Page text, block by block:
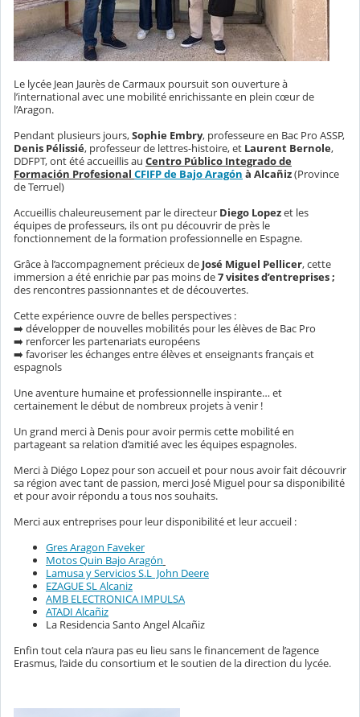
Le lycée Jean Jaurès de Carmaux poursuit son ouverture à
l’international avec une mobilité enrichissante en plein cœur de
l’Aragon.
Pendant plusieurs jours,Sophie Embry, professeure en Bac Pro ASSP,
Denis Pélissié, professeur de lettres-histoire, et Laurent Bernole,
DDFPT, ont été accueillis au Centro Público Integrado de
Formación Profesional CFIFPde Bajo Aragón à Alcañiz(Province
de Terruel)
Accueillis chaleureusement par le directeur Diego Lopezet les
équipes de professeurs, ils ont pu découvrir de près le
fonctionnement de la formation professionnelle en Espagne.
Grâce à l’accompagnement précieux de José Miguel Pellicer, cette
immersion a été enrichie par pas moins de7 visites d’entreprises ;
des rencontres passionnantes et de découvertes.
Cette expérience ouvre de belles perspectives :
➡ ️ développer de nouvelles mobilités pour les élèves de Bac Pro
➡ ️ renforcer les partenariats européens
➡ ️ favoriser les échanges entre élèves et enseignants français et
espagnols
Une aventure humaine et professionnelle inspirante… et
certainement le début de nombreux projets à venir !
Un grand merci à Denis pour avoir permis cette mobilité en
partageant sa relation d’amitié avec les équipes espagnoles.
Merci à Diégo Lopez pour son accueil et pour nous avoir fait découvrir
sa région avec tant de passion, merci José Miguel pour sa disponibilité
et pour avoir répondu a tous nos souhaits.
Merci aux entreprises pour leur disponibilité et leur accueil :
Gres Aragon Faveker
Motos Quin Bajo Aragón
Lamusa y Servicios S.L John Deere
EZAGUE SL Alcaniz
AMB ELECTRONICA IMPULSA
ATADI Alcañiz
La Residencia Santo Angel Alcañiz
Enfin tout cela n’aura pas eu lieu sans le financement de l’agence
Erasmus, l’aide du consortium et le soutien de la direction du lycée.